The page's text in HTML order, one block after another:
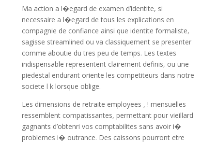
Ma action a l�egard de examen d’identite, si
necessaire a l�egard de tous les explications en
compagnie de confiance ainsi que identite formaliste,
sagisse streamlined ou va classiquement se presenter
comme aboutie du tres peu de temps. Les textes
indispensable representent clairement definis, ou une
piedestal endurant oriente les competiteurs dans notre
societe l k lorsque oblige.
Les dimensions de retraite employees , ! mensuelles
ressemblent compatissantes, permettant pour vieillard
gagnants d’obtenri vos comptabilites sans avoir i�
problemes i� outrance. Des caissons pourront etre